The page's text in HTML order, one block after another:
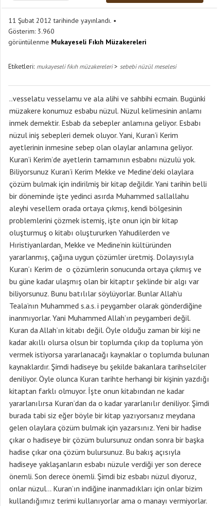
11 Şubat 2012 tarihinde yayınlandı.
Gösterim: 3.960
görüntülenme Mukayeseli Fıkıh Müzakereleri
Etiketleri: mukayeseli fıkıh müzakereleri> sebebi nüzül meselesi
..vesselatu vesselamu ve ala alihi ve sahbihi ecmain. Bugünki
müzakere konumuz esbabu nüzul. Nüzul kelimesinin anlamı
inmek demektir. Esbab da sebepler anlamına geliyor. Esbabı
nüzul iniş sebepleri demek oluyor. Yani, Kuran’i Kerim
ayetlerinin inmesine sebep olan olaylar anlamına geliyor.
Kuran’i Kerim’de ayetlerin tamamının esbabnı nüzulü yok.
Biliyorsunuz Kuran’i Kerim Mekke ve Medine’deki olaylara
çözüm bulmak için indirilmiş bir kitap değildir. Yani tarihin belli
bir döneminde işte yedinci asırda Muhammed sallallahu
aleyhi vesellem orada ortaya çıkmış, kendi bölgesinin
problemlerini çözmek istemiş, işte onun için bir kitap
oluşturmuş o kitabı oluştururken Yahudilerden ve
Hıristiyanlardan, Mekke ve Medine’nin kültüründen
yararlanmış, çağına uygun çözümler üretmiş. Dolayısıyla
Kuran’ı Kerim de o çözümlerin sonucunda ortaya çıkmış ve
bu güne kadar ulaşmış olan bir kitaptır şeklinde bir algı var
biliyorsunuz. Bunu batılılar söylüyorlar. Bunlar Allah’u
Teala’nın Muhammed s.a.s. i peygamber olarak gönderdiğine
inanmıyorlar. Yani Muhammed Allah’ın peygamberi değil.
Kuran da Allah’ın kitabı değil. Öyle olduğu zaman bir kişi ne
kadar akıllı olursa olsun bir toplumda çıkıp da topluma yön
vermek istiyorsa yararlanacağı kaynaklar o toplumda bulunan
kaynaklardır. Şimdi hadiseye bu şekilde bakanlara tarihselciler
deniliyor. Öyle olunca Kuran tarihte herhangi bir kişinin yazdığı
kitaptan farklı olmuyor. İşte onun kitabından ne kadar
yararlanılırsa Kuran’dan da o kadar yararlanılır deniliyor. Şimdi
burada tabi siz eğer böyle bir kitap yazıyorsanız meydana
gelen olaylara çözüm bulmak için yazarsınız. Yeni bir hadise
çıkar o hadiseye bir çözüm bulursunuz ondan sonra bir başka
hadise çıkar ona çözüm bulursunuz. Bu bakış açısıyla
hadiseye yaklaşanların esbabı nüzule verdiği yer son derece
önemli. Son derece önemli. Şimdi biz esbabı nüzul diyoruz,
onlar nüzul… Kuran’ın indiğine inanmadıkları için onlar bizim
kullandığımız terimi kullanıyorlar ama o manayı vermiyorlar.